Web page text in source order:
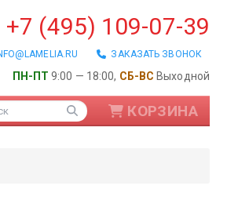
+7 (495) 109-07-39
ЗАКАЗАТЬ ЗВОНОК
ПН-ПТ 9:00 — 18:00, СБ-ВС Выходной
КОРЗИНА